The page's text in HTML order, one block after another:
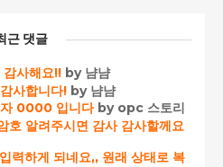
근 댓글
감사해요!! by 냠냠
사합니다! by 냠냠
자 0000 입니다by opc 스토리
호 알려주시면 감사 감사할께요
력하게 되네요,, 원래 상태로 복